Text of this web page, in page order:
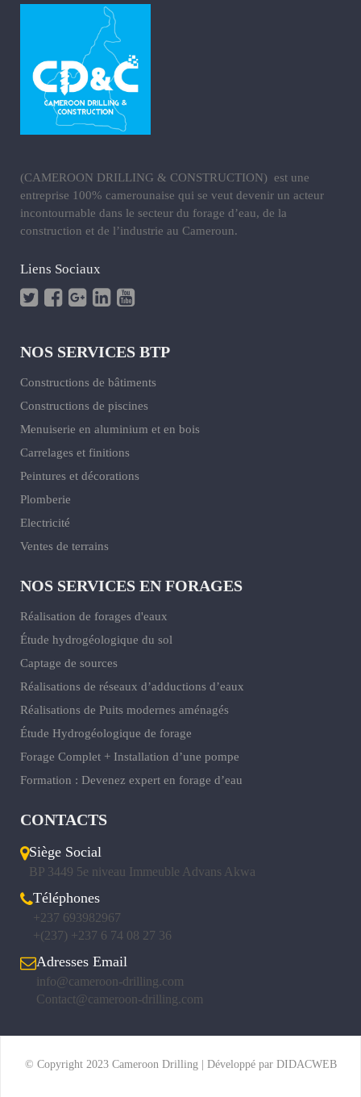
(CAMEROON DRILLING & CONSTRUCTION) est une
entreprise 100% camerounaise qui se veut devenir un acteur
incontournable dans le secteur du forage d’eau, de la
construction et de l’industrie au Cameroun.
Liens Sociaux
NOS SERVICES BTP
Constructions de bâtiments
Constructions de piscines
Menuiserie en aluminium et en bois
Carrelages et finitions
Peintures et décorations
Plomberie
Electricité
Ventes de terrains
NOS SERVICES EN FORAGES
Réalisation de forages d'eaux
Étude hydrogéologique du sol
Captage de sources
Réalisations de réseaux d’adductions d’eaux
Réalisations de Puits modernes aménagés
Étude Hydrogéologique de forage
Forage Complet + Installation d’une pompe
Formation : Devenez expert en forage d’eau
CONTACTS
Siège Social
BP 3449 5e niveau Immeuble Advans Akwa
Téléphones
+237 693982967
+(237) +237 6 74 08 27 36
Adresses Email
info@cameroon-drilling.com
Contact@cameroon-drilling.com
© Copyright 2023 Cameroon Drilling | Développé par DIDACWEB